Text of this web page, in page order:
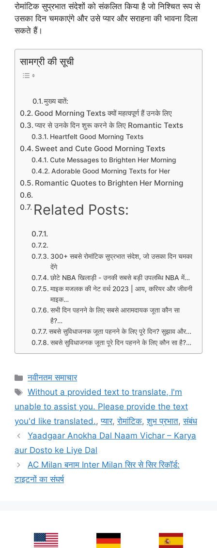
रोमांटिक सुप्रभात संदेशों को संकलित किया है जो निश्चित रूप से
उसका दिन चमकाएंगे और उसे प्यार और सराहना की भावना दिला
सकते हैं।
सामग्री की सूची
मुख्य बातें:
Good Morning Texts क्यों महत्वपूर्ण हैं उनके लिए
प्यार से उनके दिन शुरू करने के लिए Romantic Texts
Heartfelt Good Morning Texts
Sweet and Cute Good Morning Texts
Cute Messages to Brighten Her Morning
Adorable Good Morning Texts for Her
Romantic Quotes to Brighten Her Morning
Related Posts:
300+ सबसे रोमांटिक सुप्रभात संदेश, जो उसका दिन चमका
देंगे
छोटे NBA खिलाड़ी - उनकी सबसे बड़ी उपलब्धि NBA में…
माइक मजलक की नेट वर्थ 2023 | आय, करियर और जीवनी
माइक…
सभी दिन पहनने के लिए सबसे आरामदायक जूता कौन सा
है?…
सबसे सुविधाजनक जूता पहनने के लिए पूरे दिन? सुझाव और…
सबसे सुविधाजनक जूता पूरे दिन पहनने के लिए कौन सा है?…
Categories
नवीनतम समाचार
Tags
Without a provided text to translate, I'm
unable to assist you. Please provide the text
you'd like translated.,प्यार,रोमांटिक,शुभ प्रभात,संबंध
Yaadgaar Anokha Dal Naam Vichar – Karya
aur Dosto ke Liye Dal
AC Milan बनाम Inter Milan सिर से सिर रिकॉर्ड:
टाइटनों का संघर्ष